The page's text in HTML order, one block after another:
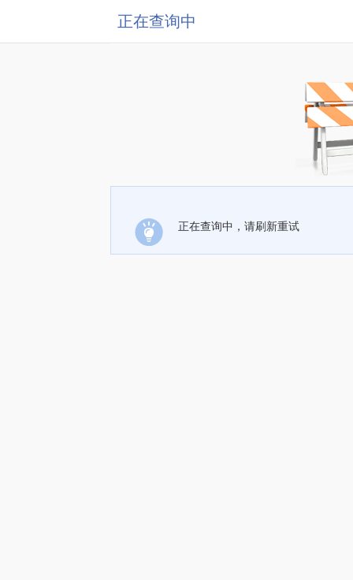
正在查询中
正在查询中，请刷新重试